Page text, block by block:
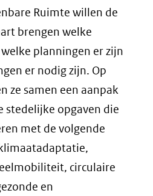
Ruimte willen de
brengen welke
planningen er zijn
er nodig zijn. Op
ze samen een aanpak
stedelijke opgaven die
met de volgende
circulaire
en